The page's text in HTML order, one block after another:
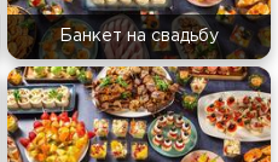
Банкет на свадьбу